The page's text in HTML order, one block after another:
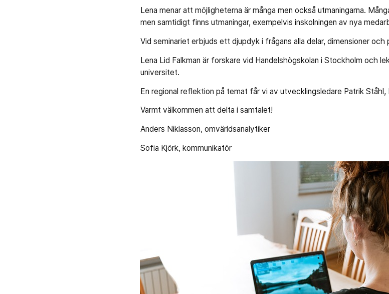
Lena menar att möjligheterna är många men också utmaningarna.
men samtidigt finns utmaningar, exempelvis inskolningen av nya
Vid seminariet erbjuds ett djupdyk i frågans alla delar, dimensioner
Lena Lid Falkman är forskare vid Handelshögskolan i Stockholm och
universitet.
En regional reflektion på temat får vi av utvecklingsledare Patrik Ståhl,
Varmt välkommen att delta i samtalet!
Anders Niklasson, omvärldsanalytiker
Sofia Kjörk, kommunikatör